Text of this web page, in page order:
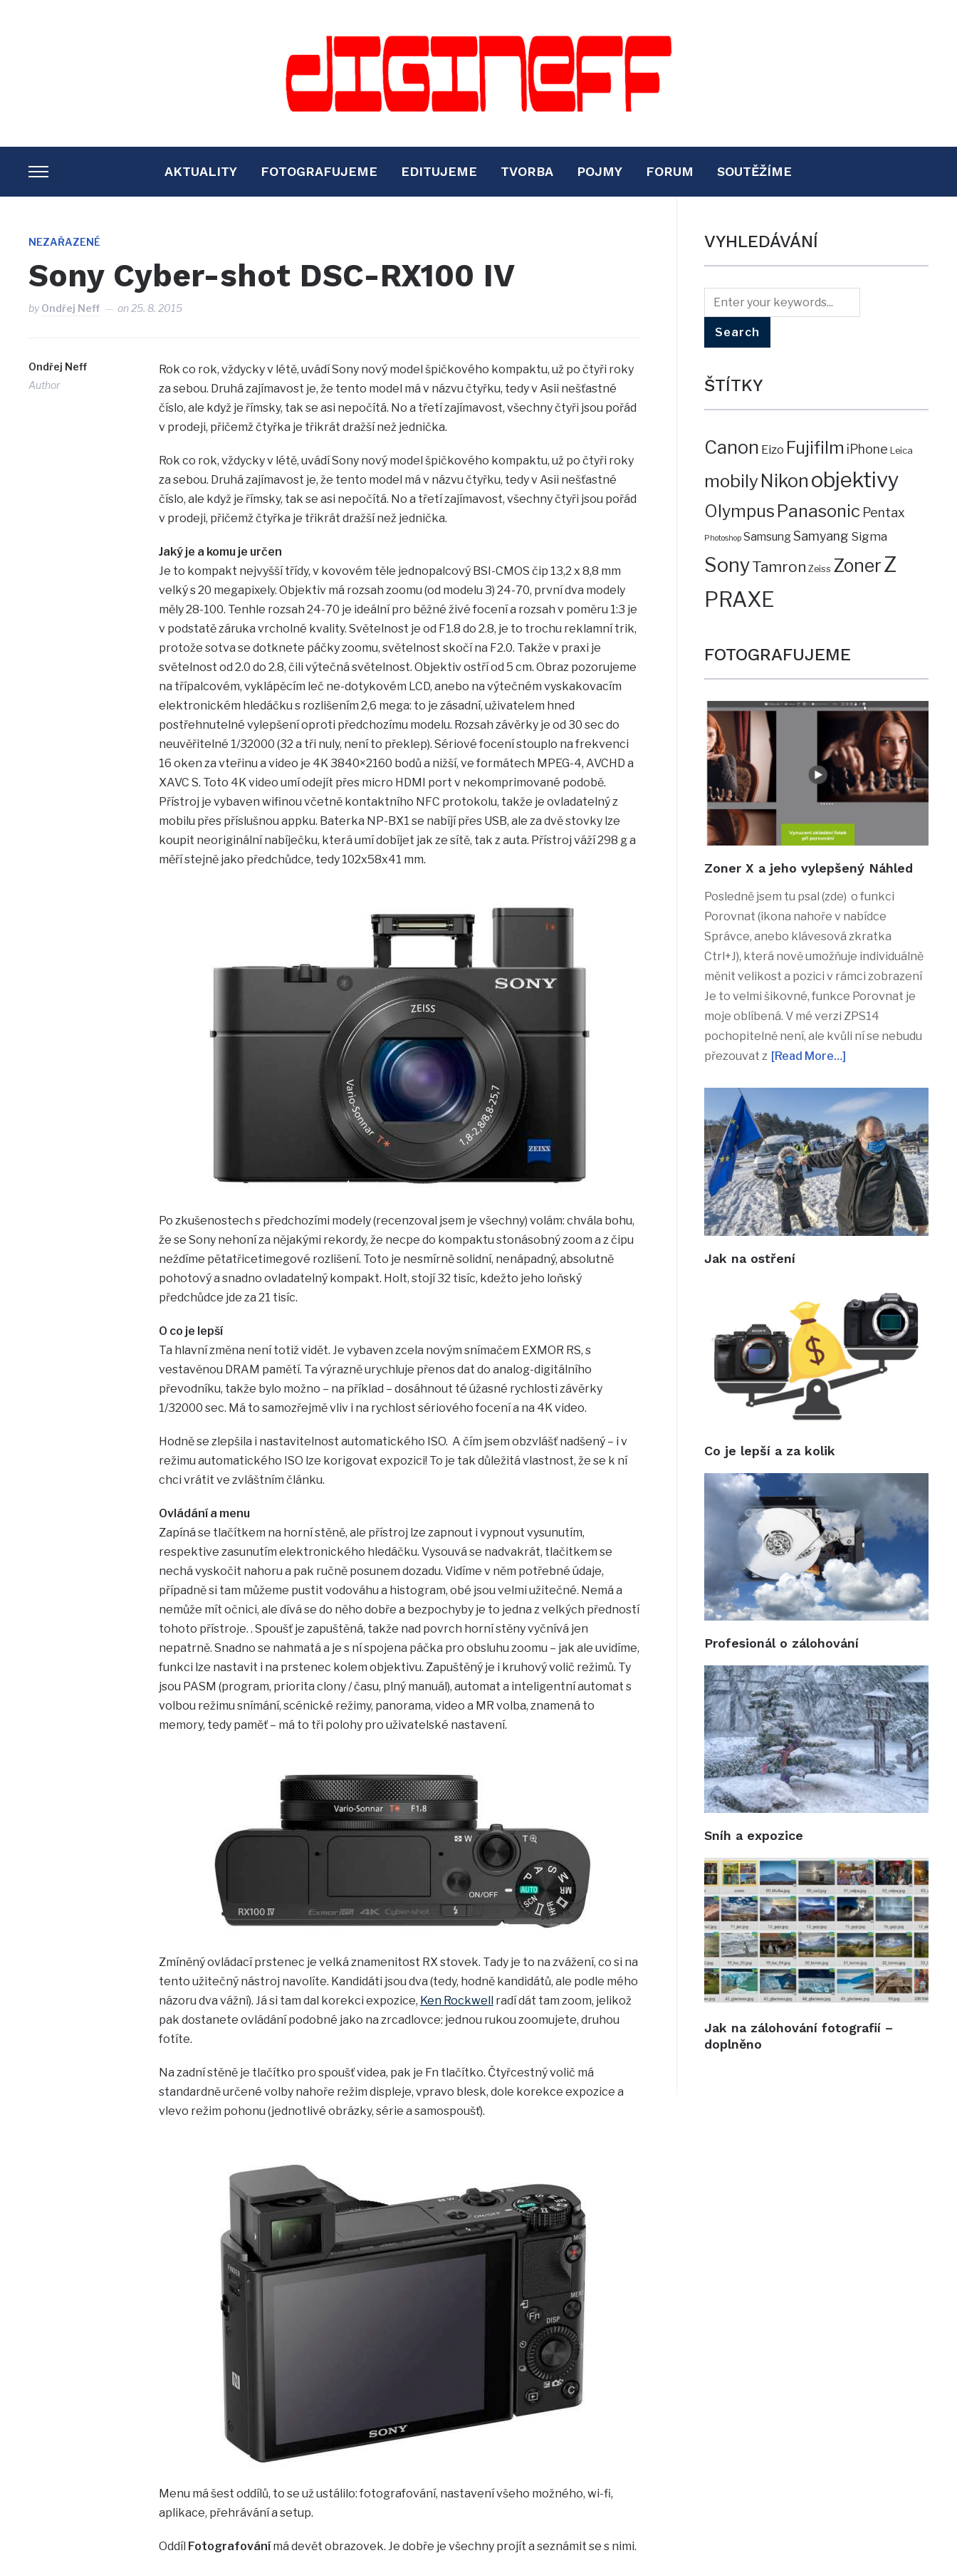
TOGGLE
SIDEBAR
NAVIGATION
AKTUALITY FOTOGRAFUJEME EDITUJEME TVORBA POJMY FORUM SOUTĚŽÍME
NEZAŘAZENÉ
Sony Cyber-shot DSC-RX100 IV
byOndřej Neff on25. 8. 2015
Ondřej Neff
Author
Rok co rok, vždycky v létě, uvádí Sony nový model špičkového kompaktu, už po čtyři roky
za sebou. Druhá zajímavost je, že tento model má v názvu čtyřku, tedy v Asii nešťastné
číslo, ale když je římsky, tak se asi nepočítá. No a třetí zajímavost, všechny čtyři jsou pořád
v prodeji, přičemž čtyřka je třikrát dražší než jednička.
Rok co rok, vždycky v létě, uvádí Sony nový model špičkového kompaktu, už po čtyři roky
za sebou. Druhá zajímavost je, že tento model má v názvu čtyřku, tedy v Asii nešťastné
číslo, ale když je římsky, tak se asi nepočítá. No a třetí zajímavost, všechny čtyři jsou pořád
v prodeji, přičemž čtyřka je třikrát dražší než jednička.
Jaký je a komu je určen
Je to kompakt nejvyšší třídy, v kovovém těle jednopalcový BSI-CMOS čip 13,2 x 8,8 mm
velký s 20 megapixely. Objektiv má rozsah zoomu (od modelu 3) 24-70, první dva modely
měly 28-100. Tenhle rozsah 24-70 je ideální pro běžné živé focení a rozsah v poměru 1:3 je
v podstatě záruka vrcholné kvality. Světelnost je od F1.8 do 2.8, je to trochu reklamní trik,
protože sotva se dotknete páčky zoomu, světelnost skočí na F2.0. Takže v praxi je
světelnost od 2.0 do 2.8, čili výtečná světelnost. Objektiv ostří od 5 cm. Obraz pozorujeme
na třípalcovém, vyklápěcím leč ne-dotykovém LCD, anebo na výtečném vyskakovacím
elektronickém hledáčku s rozlišením 2,6 mega: to je zásadní, uživatelem hned
postřehnutelné vylepšení oproti předchozímu modelu. Rozsah závěrky je od 30 sec do
neuvěřitelné 1/32000 (32 a tři nuly, není to překlep). Sériové focení stouplo na frekvenci
16 oken za vteřinu a video je 4K 3840×2160 bodů a nižší, ve formátech MPEG-4, AVCHD a
XAVC S. Toto 4K video umí odejít přes micro HDMI port v nekomprimované podobě.
Přístroj je vybaven wifinou včetně kontaktního NFC protokolu, takže je ovladatelný z
mobilu přes příslušnou appku. Baterka NP-BX1 se nabíjí přes USB, ale za dvě stovky lze
koupit neoriginální nabíječku, která umí dobíjet jak ze sítě, tak z auta. Přístroj váží 298 g a
měří stejně jako předchůdce, tedy 102x58x41 mm.
Po zkušenostech s předchozími modely (recenzoval jsem je všechny) volám: chvála bohu,
že se Sony nehoní za nějakými rekordy, že necpe do kompaktu stonásobný zoom a z čipu
neždíme pětatřicetimegové rozlišení. Toto je nesmírně solidní, nenápadný, absolutně
pohotový a snadno ovladatelný kompakt. Holt, stojí 32 tisíc, kdežto jeho loňský
předchůdce jde za 21 tisíc.
O co je lepší
Ta hlavní změna není totiž vidět. Je vybaven zcela novým snímačem EXMOR RS, s
vestavěnou DRAM pamětí. Ta výrazně urychluje přenos dat do analog-digitálního
převodníku, takže bylo možno – na příklad – dosáhnout té úžasné rychlosti závěrky
1/32000 sec. Má to samozřejmě vliv i na rychlost sériového focení a na 4K video.
Hodně se zlepšila i nastavitelnost automatického ISO. A čím jsem obzvlášť nadšený – i v
režimu automatického ISO lze korigovat expozici! To je tak důležitá vlastnost, že se k ní
chci vrátit ve zvláštním článku.
Ovládání a menu
Zapíná se tlačítkem na horní stěně, ale přístroj lze zapnout i vypnout vysunutím,
respektive zasunutím elektronického hledáčku. Vysouvá se nadvakrát, tlačitkem se
nechá vyskočit nahoru a pak ručně posunem dozadu. Vidíme v něm potřebné údaje,
případně si tam můžeme pustit vodováhu a histogram, obé jsou velmi užitečné. Nemá a
nemůže mít očnici, ale dívá se do něho dobře a bezpochyby je to jedna z velkých předností
tohoto přístroje. . Spoušť je zapuštěná, takže nad povrch horní stěny vyčnívá jen
nepatrně. Snadno se nahmatá a je s ní spojena páčka pro obsluhu zoomu – jak ale uvidíme,
funkci lze nastavit i na prstenec kolem objektivu. Zapuštěný je i kruhový volič režimů. Ty
jsou PASM (program, priorita clony / času, plný manuál), automat a inteligentní automat s
volbou režimu snímání, scénické režimy, panorama, video a MR volba, znamená to
memory, tedy paměť – má to tři polohy pro uživatelské nastavení.
Zmíněný ovládací prstenec je velká znamenitost RX stovek. Tady je to na zvážení, co si na
tento užitečný nástroj navolíte. Kandidáti jsou dva (tedy, hodně kandidátů, ale podle mého
názoru dva vážní). Já si tam dal korekci expozice, Ken Rockwellradí dát tam zoom, jelikož
pak dostanete ovládání podobné jako na zrcadlovce: jednou rukou zoomujete, druhou
fotíte.
Na zadní stěně je tlačítko pro spoušť videa, pak je Fn tlačítko. Čtyřcestný volič má
standardně určené volby nahoře režim displeje, vpravo blesk, dole korekce expozice a
vlevo režim pohonu (jednotlivé obrázky, série a samospoušť).
Menu má šest oddílů, to se už ustálilo: fotografování, nastavení všeho možného, wi-fi,
aplikace, přehrávání a setup.
Oddíl Fotografovánímá devět obrazovek. Je dobře je všechny projít a seznámit se s nimi.
VYHLEDÁVÁNÍ
ŠTÍTKY
Canon Eizo Fujifilm iPhone Leica
mobilyNikon objektivy
Olympus Panasonic Pentax
Photoshop SamsungSamyang Sigma
SonyTamron Zeiss ZonerZ
PRAXE
FOTOGRAFUJEME
Zoner X a jeho vylepšený Náhled
Posledně jsem tu psal (zde) o funkci
Porovnat (ikona nahoře v nabídce
Správce, anebo klávesová zkratka
Ctrl+J), která nově umožňuje individuálně
měnit velikost a pozici v rámci zobrazení
Je to velmi šikovné, funkce Porovnat je
moje oblíbená. V mé verzi ZPS14
pochopitelně není, ale kvůli ní se nebudu
přezouvat z [Read More…]
Jak na ostření
Co je lepší a za kolik
Profesionál o zálohování
Sníh a expozice
Jak na zálohování fotografií –
doplněno